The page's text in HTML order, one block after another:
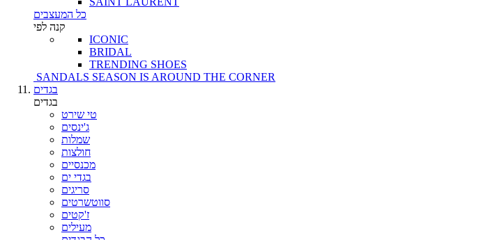
כל המעצבים
קנה לפי
ICONIC
BRIDAL
TRENDING SHOES
SANDALS SEASON IS AROUND THE CORNER
בגדים
בגדים
טי שירט
ג'ינסים
שמלות
חולצות
מכנסיים
בגדי ים
סריגים
סווטשרטים
ז'קטים
מעילים